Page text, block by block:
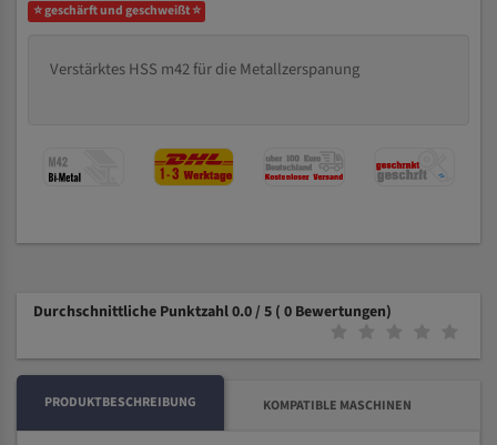
⭐ geschärft und geschweißt ⭐
Verstärktes HSS m42 für die Metallzerspanung
Durchschnittliche Punktzahl 0.0 / 5 ( 0 Bewertungen)
PRODUKTBESCHREIBUNG KOMPATIBLE MASCHINEN